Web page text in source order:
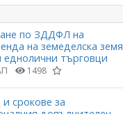
по ЗДДФЛ на
на земеделска земя
търговци
1498
срокове за